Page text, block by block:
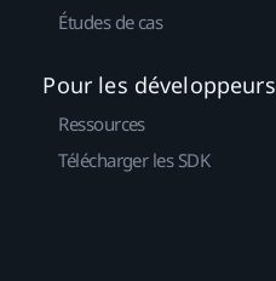
Études de cas
Pour les développeurs
Ressources
Télécharger les SDK